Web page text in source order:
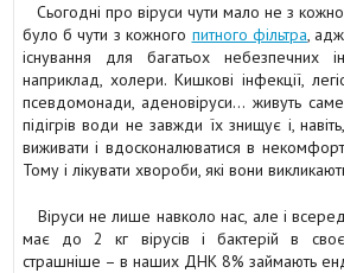
Сьогодні про віруси чути мало не з
було б чути з кожного питного фільтра,
існування для багатьох небезпечних
наприклад, холери. Кишкові інфекції,
псевдомонади, аденовіруси… живуть
підігрів води не завжди їх знищує і,
виживати і вдосконалюватися в
Тому і лікувати хвороби, які вони
Віруси не лише навколо нас, але і
має до 2 кг вірусів і бактерій в
страшніше – в наших ДНК 8% займають